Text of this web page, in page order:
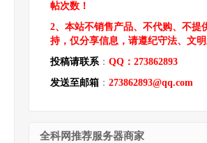
帖次数！
2、本站不销售产品、不代购、不提
持，仅分享信息，请遵纪守法、文明
投稿请联系： QQ：273862893
发送至邮箱 ： 273862893@qq.com
全科网推荐服务器商家